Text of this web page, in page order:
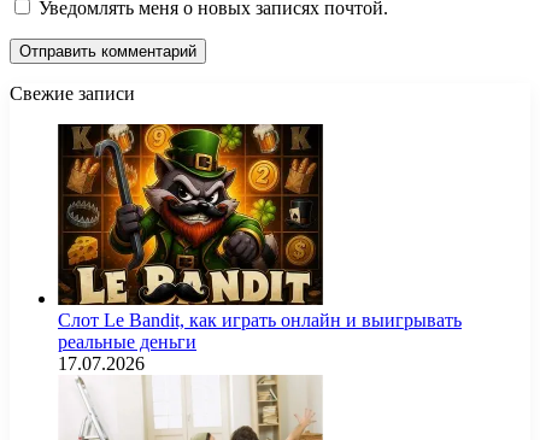
Уведомлять меня о новых записях почтой.
Свежие записи
Слот Le Bandit, как играть онлайн и выигрывать
реальные деньги
17.07.2026